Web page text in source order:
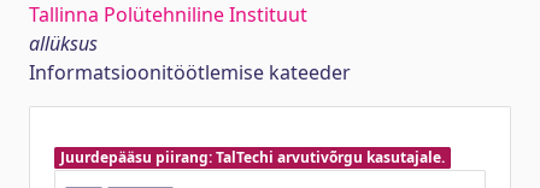
Tallinna Polütehniline Instituut
allüksus
Informatsioonitöötlemise kateeder
Juurdepääsu piirang: TalTechi arvutivõrgu kasutajale.